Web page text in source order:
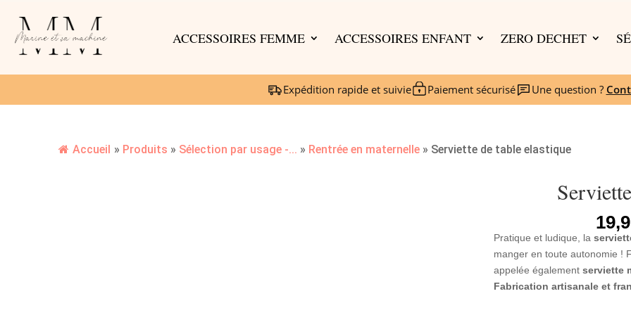
ACCESSOIRES FEMME ACCESSOIRES ENFANT ZERO DECHET
Expédition rapide et suivie Paiement sécurisé Une question ?
Accueil » Produits » Sélection par usage -... » Rentrée en maternelle » Serviette de table elastique
Pratique et ludique, la
manger en toute autonomie !
appelée égalementserviette
Fabrication artisanale et